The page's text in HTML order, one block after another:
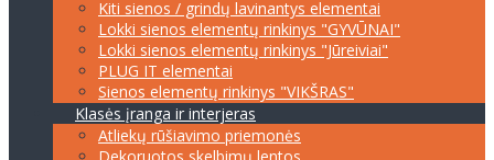
Kiti sienos / grindų lavinantys elementai
Lokki sienos elementų rinkinys "GYVŪNAI"
Lokki sienos elementų rinkinys "Jūreiviai"
PLUG IT elementai
Sienos elementų rinkinys "VIKŠRAS"
Klasės įranga ir interjeras
Atliekų rūšiavimo priemonės
Dekoruotos skelbimų lentos